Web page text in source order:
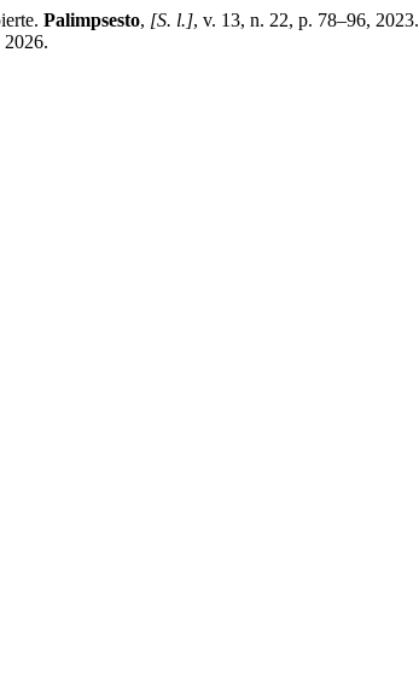
Palimpsesto, [S. l.], v. 13, n. 22, p. 78–96, 2023.
2026.